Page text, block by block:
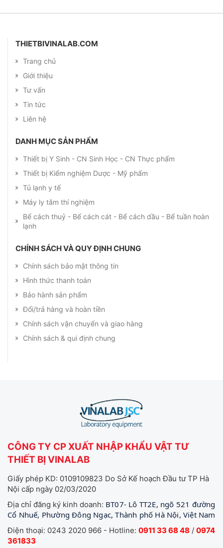
THIETBIVINALAB.COM
Trang chủ
Giới thiệu
Tư vấn
Tin tức
Liên hệ
DANH MỤC SẢN PHẨM
Thiết bị Y Sinh - CN Sinh Học - CN Thực phẩm
Thiết bị Kiểm nghiệm Dược - Mỹ phẩm
Tủ lạnh y tế
Máy ly tâm thí nghiệm
Bể cách thuỷ - Bể cách cát - Bể cách dầu - Bể tuần hoàn
lạnh
CHÍNH SÁCH VÀ QUY ĐỊNH CHUNG
Chính sách bảo mật thông tin
Hình thức thanh toán
Bảo hành sản phẩm
Đổi/trả hàng và hoàn tiền
Chính sách vận chuyển và giao hàng
Chính sách & qui định chung
CÔNG TY CP XUẤT NHẬP KHẨU VẬT TƯ
THIẾT BỊ VINALAB
Giấy phép KD: 0109109823 Do Sở Kế hoạch Đầu tư TP Hà
Nội cấp ngày 02/03/2020
Địa chỉ đăng ký kinh doanh: BT07- Lô TT2E, ngõ 521 đường
Cổ Nhuế, Phường Đông Ngạc, Thành phố Hà Nội, Việt Nam
Điện thoại: 0243 2020 966 - Hotline: 0911 33 68 48 / 0974
361833